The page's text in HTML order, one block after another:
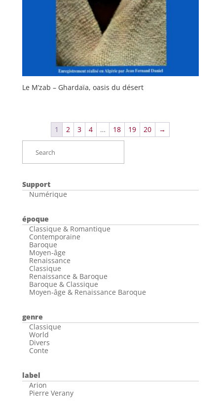
Le M’zab – Ghardaïa, oasis du désert
1 2 3 4 … 18 19 20 →
Support
Numérique
époque
Classique & Romantique
Contemporaine
Baroque
Moyen-âge
Renaissance
Classique
Renaissance & Baroque
Baroque & Classique
Moyen-âge & Renaissance Baroque
genre
Classique
World
Divers
Conte
label
Arion
Pierre Verany